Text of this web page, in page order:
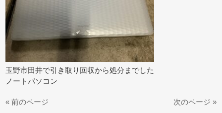
玉野市田井で引き取り回収から処分までした
ノートパソコン
« 前のページ 次のページ »